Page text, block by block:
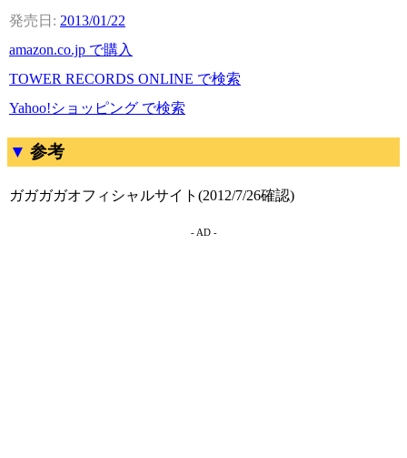
2013/01/22
amazon.co.jp で購入
TOWER RECORDS ONLINE で検索
Yahoo!ショッピング で検索
参考
ガガガガオフィシャルサイト(2012/7/26確認)
- AD -